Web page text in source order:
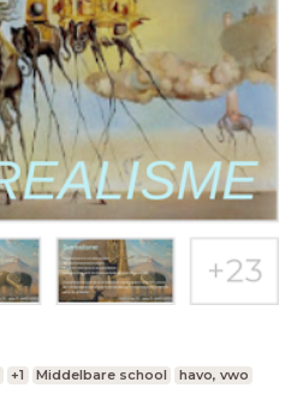
+1 Middelbare school
havo, vwo